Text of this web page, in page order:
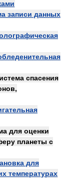
записи данных
спасения
для оценки
планеты с
для
температурах